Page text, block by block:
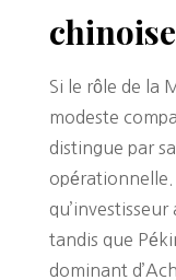
chinoise
Si le rôle de la
modeste
distingue par
tandis que
dominant